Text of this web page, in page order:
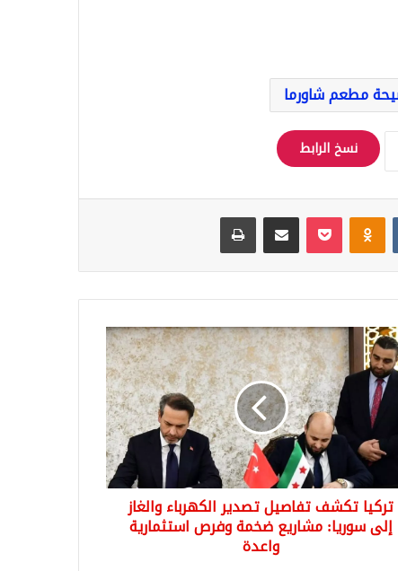
مطعم شاورما
نسخ الرابط
Odnoklassniki
‫Pocket مشاركة عبر البريد طباعة
تركيا تكشف تفاصيل تصدير الكهرباء والغاز
إلى سوريا: مشاريع ضخمة وفرص استثمارية
واعدة